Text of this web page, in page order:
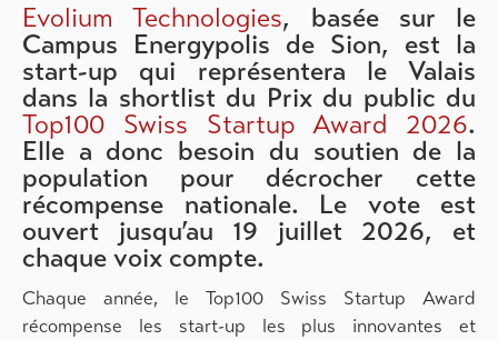
Evolium Technologies, basée sur le
Campus Energypolis de Sion, est la
start-up qui représentera le Valais
dans la shortlist du Prix du public du
Top100 Swiss Startup Award 2026.
Elle a donc besoin du soutien de la
population pour décrocher cette
récompense nationale. Le vote est
ouvert jusqu’au 19 juillet 2026, et
chaque voix compte.
Chaque année, le Top100 Swiss Startup Award
récompense les start-up les plus innovantes et